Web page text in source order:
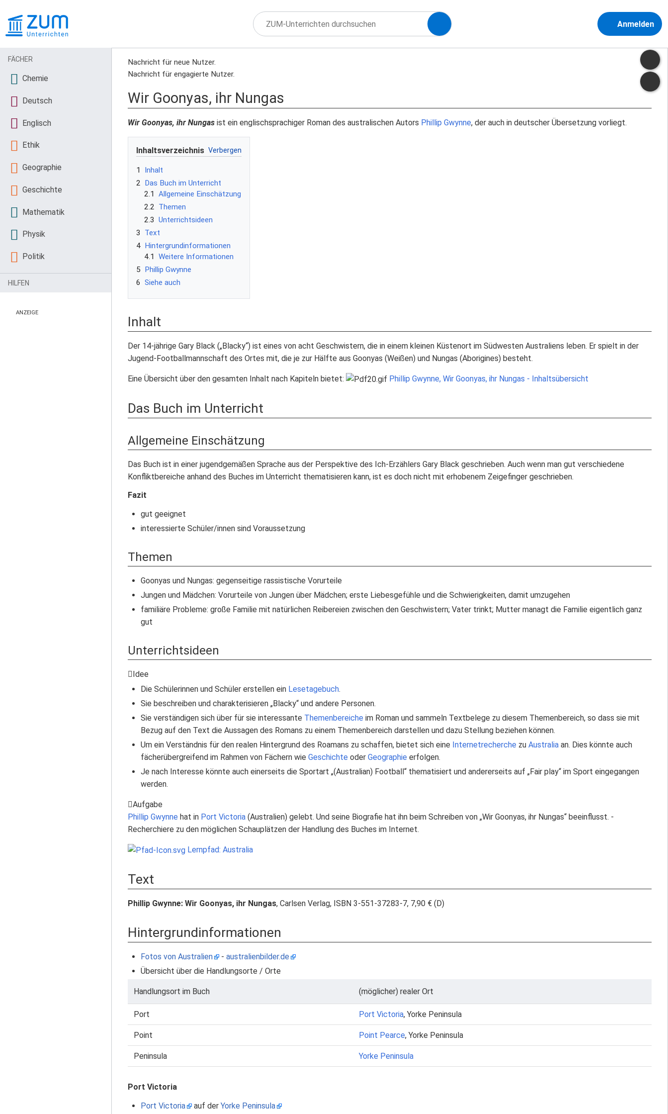
Anmelden
Nachricht für neue Nutzer.
Nachricht für engagierte Nutzer.
Wir Goonyas, ihr Nungas
Wir Goonyas, ihr Nungas ist ein englischsprachiger Roman des australischen Autors Phillip Gwynne, der auch in deutscher Übersetzung vorliegt.
Inhaltsverzeichnis
1
Inhalt
2 Das Buch im Unterricht
2.1
Allgemeine Einschätzung
2.2 Themen
2.3 Unterrichtsideen
3
Text
4 Hintergrundinformationen
4.1
Weitere Informationen
5 Phillip Gwynne
6 Siehe auch
Inhalt
Der 14-jährige Gary Black („Blacky“) ist eines von acht Geschwistern, die in einem kleinen Küstenort im Südwesten Australiens leben. Er spielt in der
Jugend-Footballmannschaft des Ortes mit, die je zur Hälfte aus Goonyas (Weißen) und Nungas (Aborigines) besteht.
Eine Übersicht über den gesamten Inhalt nach Kapiteln bietet: Phillip Gwynne, Wir Goonyas, ihr Nungas - Inhaltsübersicht
Das Buch im Unterricht
Allgemeine Einschätzung
Das Buch ist in einer jugendgemäßen Sprache aus der Perspektive des Ich-Erzählers Gary Black geschrieben. Auch wenn man gut verschiedene
Konfliktbereiche anhand des Buches im Unterricht thematisieren kann, ist es doch nicht mit erhobenem Zeigefinger geschrieben.
Fazit
gut geeignet
interessierte Schüler/innen sind Voraussetzung
Themen
Goonyas und Nungas: gegenseitige rassistische Vorurteile
Jungen und Mädchen: Vorurteile von Jungen über Mädchen; erste Liebesgefühle und die Schwierigkeiten, damit umzugehen
familiäre Probleme: große Familie mit natürlichen Reibereien zwischen den Geschwistern; Vater trinkt; Mutter managt die Familie eigentlich ganz
gut
Unterrichtsideen
Idee
Die Schülerinnen und Schüler erstellen ein Lesetagebuch.
Sie beschreiben und charakterisieren „Blacky“ und andere Personen.
Sie verständigen sich über für sie interessante Themenbereiche im Roman und sammeln Textbelege zu diesem Themenbereich, so dass sie mit
Bezug auf den Text die Aussagen des Romans zu einem Themenbereich darstellen und dazu Stellung beziehen können.
Um ein Verständnis für den realen Hintergrund des Roamans zu schaffen, bietet sich eine Internetrecherche zu Australiaan. Dies könnte auch
fächerübergreifend im Rahmen von Fächern wie Geschichte oder Geographie erfolgen.
Je nach Interesse könnte auch einerseits die Sportart „(Australian) Football“ thematisiert und andererseits auf „Fair play“ im Sport eingegangen
werden.
Aufgabe
Phillip Gwynne hat in Port Victoria (Australien) gelebt. Und seine Biografie hat ihn beim Schreiben von „Wir Goonyas, ihr Nungas“ beeinflusst. -
Recherchiere zu den möglichen Schauplätzen der Handlung des Buches im Internet.
Lernpfad: Australia
Text
Phillip Gwynne: Wir Goonyas, ihr Nungas, Carlsen Verlag, ISBN 3-551-37283-7, 7,90 € (D)
Hintergrundinformationen
Fotos von Australien - australienbilder.de
Übersicht über die Handlungsorte / Orte
Handlungsort im Buch (möglicher) realer Ort
Port Port Victoria, Yorke Peninsula
Point Point Pearce, Yorke Peninsula
Peninsula Yorke Peninsula
Port Victoria
Port Victoria
auf der Yorke Peninsula
FÄCHER
Chemie
Deutsch
Englisch
Ethik
Geographie
Geschichte
Mathematik
Physik
Politik
HILFEN
ANZEIGE